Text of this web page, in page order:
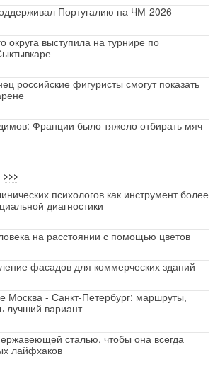
Португалию на ЧМ-2026
округа выступила на турнире по
российские фигуристы смогут показать
Франции было тяжело отбирать мяч
>>>
психологов как инструмент более
диагностики
на расстоянии с помощью цветов
фасадов для коммерческих зданий
Москва - Санкт-Петербург: маршруты,
лучший вариант
сталью, чтобы она всегда
лайфхаков